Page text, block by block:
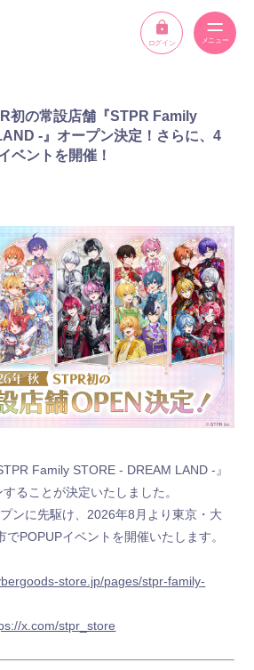
ログイン
フィー
STORE
新規会員登録
員の方はこちらからログイン
初の常設店舗『STPR Family
-』オープン決定！さらに、4
ベントを開催！
Family STORE - DREAM LAND -』
ることが決定いたしました。
ンに先駆け、2026年8月より東京・大
でPOPUPイベントを開催いたします。
store.jp/pages/stpr-family-
x.com/stpr_store